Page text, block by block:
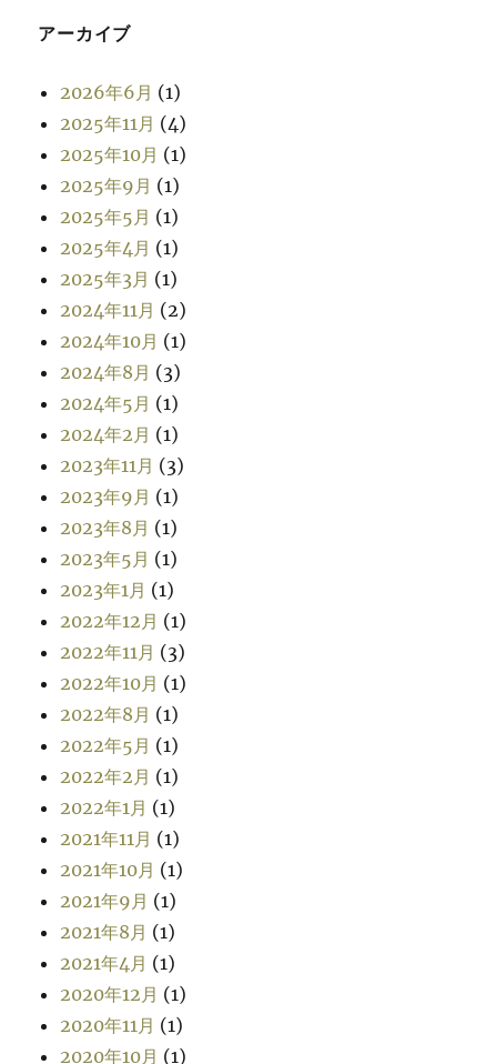
アーカイブ
2026年6月 (1)
2025年11月 (4)
2025年10月 (1)
2025年9月 (1)
2025年5月 (1)
2025年4月 (1)
2025年3月 (1)
2024年11月 (2)
2024年10月 (1)
2024年8月 (3)
2024年5月 (1)
2024年2月 (1)
2023年11月 (3)
2023年9月 (1)
2023年8月 (1)
2023年5月 (1)
2023年1月 (1)
2022年12月 (1)
2022年11月 (3)
2022年10月 (1)
2022年8月 (1)
2022年5月 (1)
2022年2月 (1)
2022年1月 (1)
2021年11月 (1)
2021年10月 (1)
2021年9月 (1)
2021年8月 (1)
2021年4月 (1)
2020年12月 (1)
2020年11月 (1)
2020年10月 (1)